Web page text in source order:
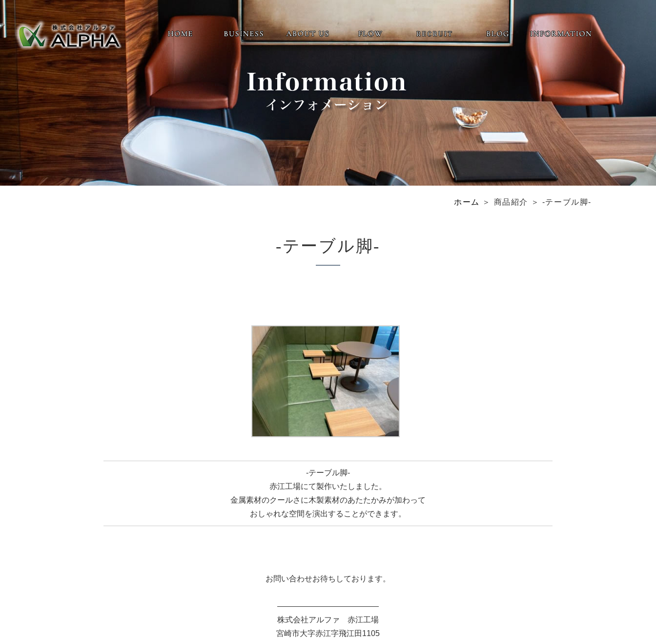
ホーム ＞ 商品紹介 ＞ -テーブル脚-
-テーブル脚-
-テーブル脚-
赤江工場にて製作いたしました。
金属素材のクールさに木製素材のあたたかみが加わって
おしゃれな空間を演出することができます。
お問い合わせお待ちしております。
—————————————
株式会社アルファ 赤江工場
宮崎市大字赤江字飛江田1105